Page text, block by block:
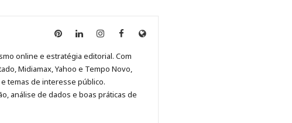
Anny
no
Pinterest
Anny
no
LinkedIn
Anny
no
Instagram
Anny
no
Facebook
Site
online e estratégia editorial. Com
Midiamax, Yahoo e Tempo Novo,
temas de interesse público.
análise de dados e boas práticas de